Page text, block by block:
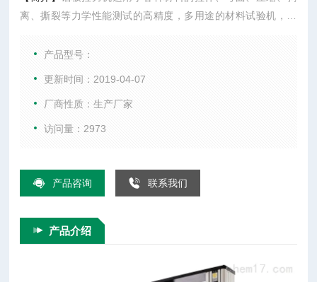
离、撕裂等力学性能测试的高精度，多用途的材料试验机，能
理准确，本机是计算机控制式*测试仪器。
产品型号：
更新时间：2019-04-07
厂商性质：生产厂家
访问量：2973
产品咨询 联系我们
产品介绍